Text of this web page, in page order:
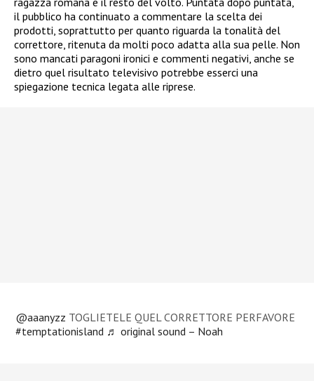
il pubblico ha continuato a commentare la scelta dei
prodotti, soprattutto per quanto riguarda la tonalità del
correttore, ritenuta da molti poco adatta alla sua pelle. Non
sono mancati paragoni ironici e commenti negativi, anche se
dietro quel risultato televisivo potrebbe esserci una
spiegazione tecnica legata alle riprese.
@aaanyzz TOGLIETELE QUEL CORRETTORE PERFAVORE
#temptationisland ♬ original sound – Noah